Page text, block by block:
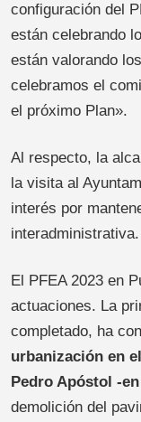
configuración del
están celebrando
están valorando
celebramos el
el próximo Plan».
Al respecto, la
la visita al
interés por
interadministrativa.
El PFEA 2023 en
actuaciones. La
completado, ha
urbanización en
Pedro Apóstol -
demolición del